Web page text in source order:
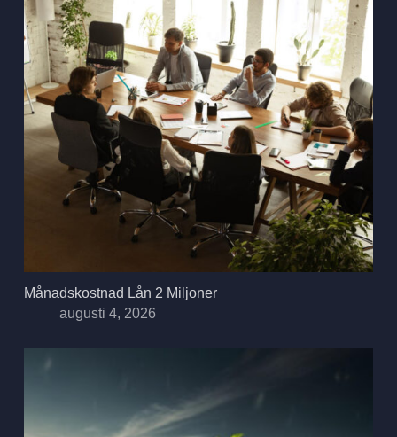
Månadskostnad Lån 2 Miljoner
augusti 4, 2026